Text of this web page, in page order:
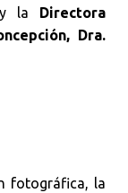
la Directora
Dra.
fotográfica, la